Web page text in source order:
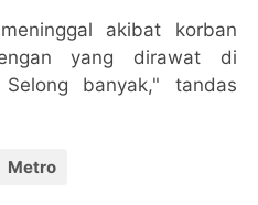
akibat korban
yang dirawat di
banyak," tandas
Metro